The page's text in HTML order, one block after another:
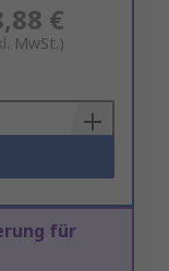
€
MwSt.)
für